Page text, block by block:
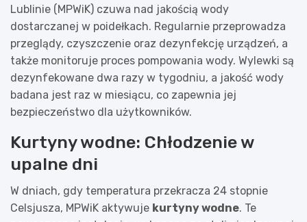
Lublinie (MPWiK) czuwa nad jakością wody
dostarczanej w poidełkach. Regularnie przeprowadza
przeglądy, czyszczenie oraz dezynfekcję urządzeń, a
także monitoruje proces pompowania wody. Wylewki są
dezynfekowane dwa razy w tygodniu, a jakość wody
badana jest raz w miesiącu, co zapewnia jej
bezpieczeństwo dla użytkowników.
Kurtyny wodne: Chłodzenie w
upalne dni
W dniach, gdy temperatura przekracza 24 stopnie
Celsjusza, MPWiK aktywuje kurtyny wodne. Te